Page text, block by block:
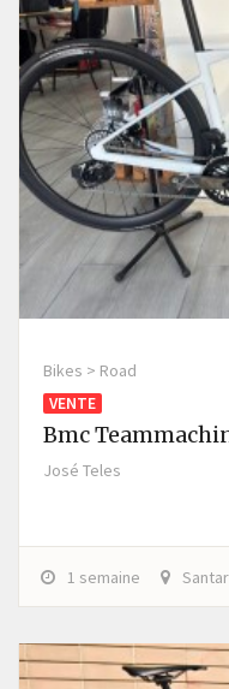
Bikes > Road
VENTE
Bmc
José Teles
1 semaine